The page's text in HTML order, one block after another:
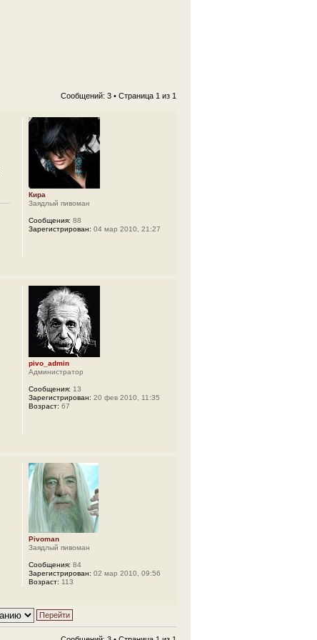
Сообщений: 3 • Страница 1 из 1
Кира
Заядлый пивоман
Сообщения: 88
Зарегистрирован: 04 мар 2010, 21:27
pivo_admin
Администратор
Сообщения: 13
Зарегистрирован: 20 фев 2010, 11:35
Возраст: 67
Pivoman
Заядлый пивоман
Сообщения: 84
Зарегистрирован: 02 мар 2010, 09:56
Возраст: 113